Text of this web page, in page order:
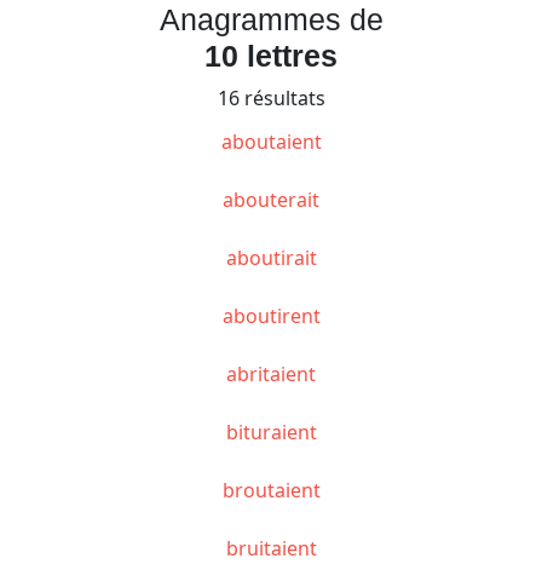
Anagrammes de
10 lettres
16 résultats
aboutaient
abouterait
aboutirait
aboutirent
abritaient
bituraient
broutaient
bruitaient